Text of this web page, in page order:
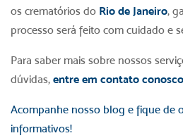
os crematórios do Rio de Janeiro,
processo será feito com cuidado e
Para saber mais sobre nossos
dúvidas, entre em contato conosco
Acompanhe nosso blog e fique de
informativos!